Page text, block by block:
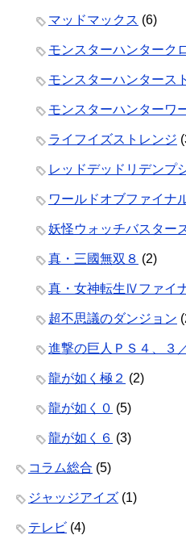
マッドマックス (6)
モンスターハンターク
モンスターハンタース
モンスターハンターワ
ライフイズストレンジ
レッドデッドリデンプ
ワールドオブファイナ
妖怪ウォッチバスター
真・三國無双８ (2)
真・女神転生Ⅳファイ
超不思議のダンジョン
進撃の巨人ＰＳ４、３
龍が如く極２ (2)
龍が如く０ (5)
龍が如く６ (3)
コラム総合 (5)
ジャッジアイズ (1)
テレビ (4)